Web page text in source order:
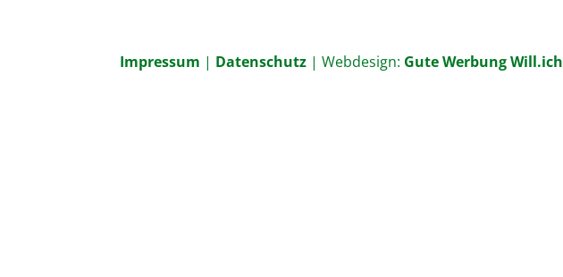
Impressum | Datenschutz | Webdesign: Gute Werbung Will.ich